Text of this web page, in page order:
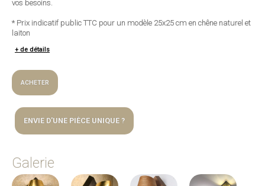
vos besoins.
* Prix indicatif public TTC pour un modèle 25x25 cm en chêne naturel et
laiton
+ de détails
Matériaux
Attention
ACHETER
ENVIE D'UNE PIÈCE UNIQUE ?
Galerie